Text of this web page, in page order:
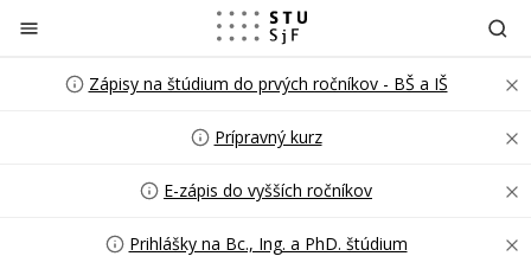
Prejsť na obsah
Zápisy na štúdium do prvých ročníkov - BŠ a IŠ
Prípravný kurz
E-zápis do vyšších ročníkov
Prihlášky na Bc., Ing. a PhD. štúdium